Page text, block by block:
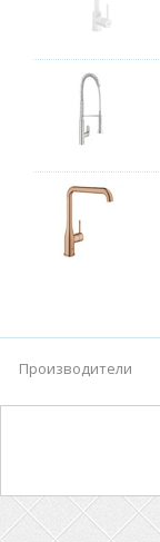
Производители